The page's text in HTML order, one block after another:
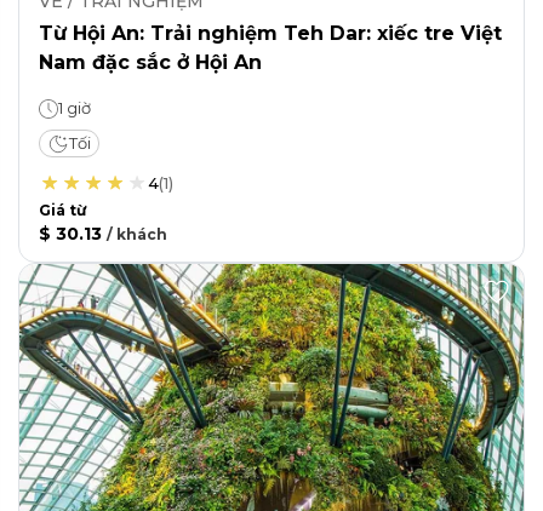
Từ Hội An: Trải nghiệm Teh Dar: xiếc tre Việt
Nam đặc sắc ở Hội An
1 giờ
Tối
4(1)
Giá từ
$ 30.13 / khách